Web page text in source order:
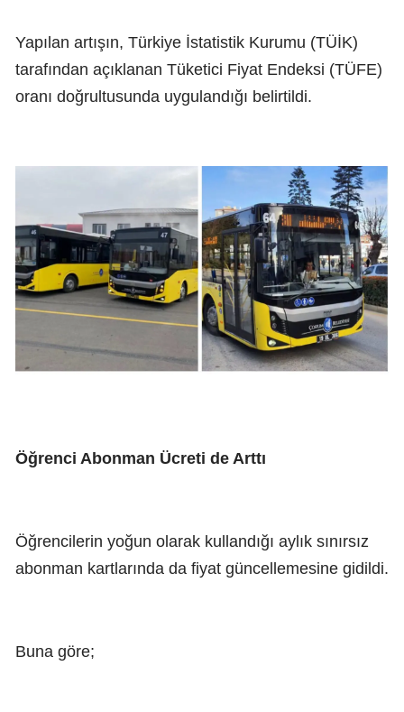
Yapılan artışın, Türkiye İstatistik Kurumu (TÜİK)
tarafından açıklanan Tüketici Fiyat Endeksi (TÜFE)
oranı doğrultusunda uygulandığı belirtildi.
Öğrenci Abonman Ücreti de Arttı
Öğrencilerin yoğun olarak kullandığı aylık sınırsız
abonman kartlarında da fiyat güncellemesine gidildi.
Buna göre;